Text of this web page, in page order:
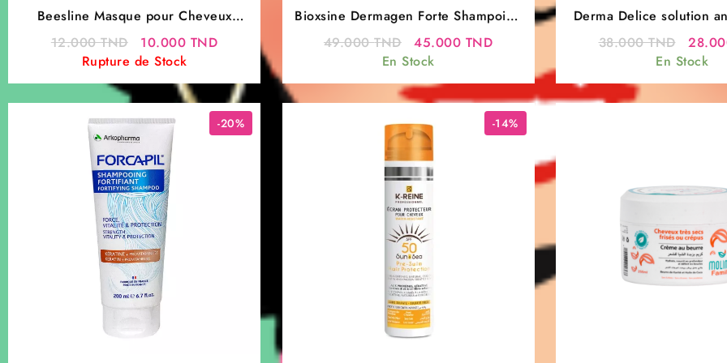
Beesline Masque pour Cheveux
Straight Silky – Soin Lissant
12.000TND
Le
prix
12.000 TND.
10.000 TNDLe
est :
10.000 TND.
Rupture de Stock
Bioxsine Dermagen Forte Shampoing
– 300 ML
49.000TND
Le
prix
était :
49.000 TND.
45.000 TNDLe
est :
45.000 TND.
En Stock
Derma Delice solution
38.000TND
Le
prix
En Stock
-20% -14%